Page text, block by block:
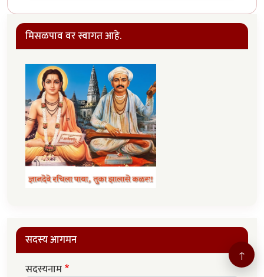
मिसळपाव वर स्वागत आहे.
सदस्य आगमन
सदस्यनाम
↑